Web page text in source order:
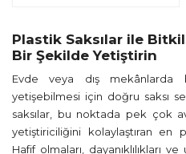
Plastik Saksılar ile
Bir Şekilde Yetiştirin
Evde veya dış mekânlarda
yetişebilmesi için doğru saksı
saksılar, bu noktada pek çok
yetiştiriciliğini kolaylaştıran en
Hafif olmaları, dayanıklılıkları